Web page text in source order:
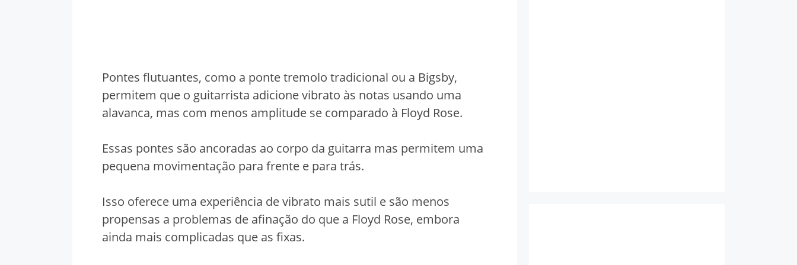
Pontes flutuantes, como a ponte tremolo tradicional ou a Bigsby,
permitem que o guitarrista adicione vibrato às notas usando uma
alavanca, mas com menos amplitude se comparado à Floyd Rose.
Essas pontes são ancoradas ao corpo da guitarra mas permitem uma
pequena movimentação para frente e para trás.
Isso oferece uma experiência de vibrato mais sutil e são menos
propensas a problemas de afinação do que a Floyd Rose, embora
ainda mais complicadas que as fixas.